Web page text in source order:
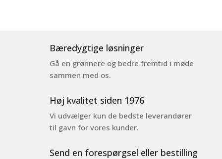
Bæredygtige løsninger
Gå en grønnere og bedre fremtid i møde
sammen med os.
Høj kvalitet siden 1976
Vi udvælger kun de bedste leverandører
til gavn for vores kunder.
Send en forespørgsel eller bestilling